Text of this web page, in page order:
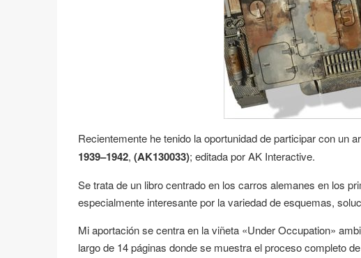
Recientemente he tenido la oportunidad de participar con un
1939–1942, (AK130033); editada por AK Interactive.
Se trata de un libro centrado en los carros alemanes en los
especialmente interesante por la variedad de esquemas,
Mi aportación se centra en la viñeta «Under Occupation»
largo de 14 páginas donde se muestra el proceso completo